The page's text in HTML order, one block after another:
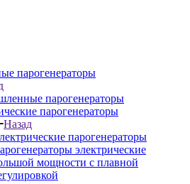
парогенераторы
парогенераторы
парогенераторы
Назад
парогенераторы
электрические
мощности с плавной